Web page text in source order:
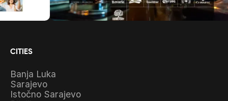
CITIES
Banja Luka
Sarajevo
Istočno Sarajevo